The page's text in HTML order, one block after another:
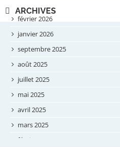
ARCHIVES
février 2026
janvier 2026
septembre 2025
août 2025
juillet 2025
mai 2025
avril 2025
mars 2025
février 2025